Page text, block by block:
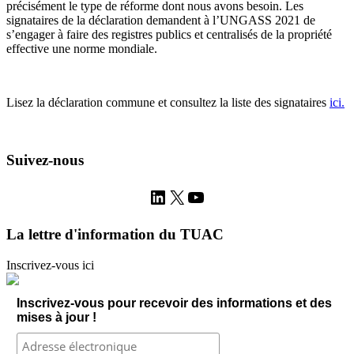
précisément le type de réforme dont nous avons besoin. Les
signataires de la déclaration demandent à l’UNGASS 2021 de
s’engager à faire des registres publics et centralisés de la propriété
effective une norme mondiale.
Lisez la déclaration commune et consultez la liste des signataires ici.
Suivez-nous
LinkedIn
X YouTube
La lettre d'information du TUAC
Inscrivez-vous ici
Inscrivez-vous pour recevoir des informations et des
mises à jour !